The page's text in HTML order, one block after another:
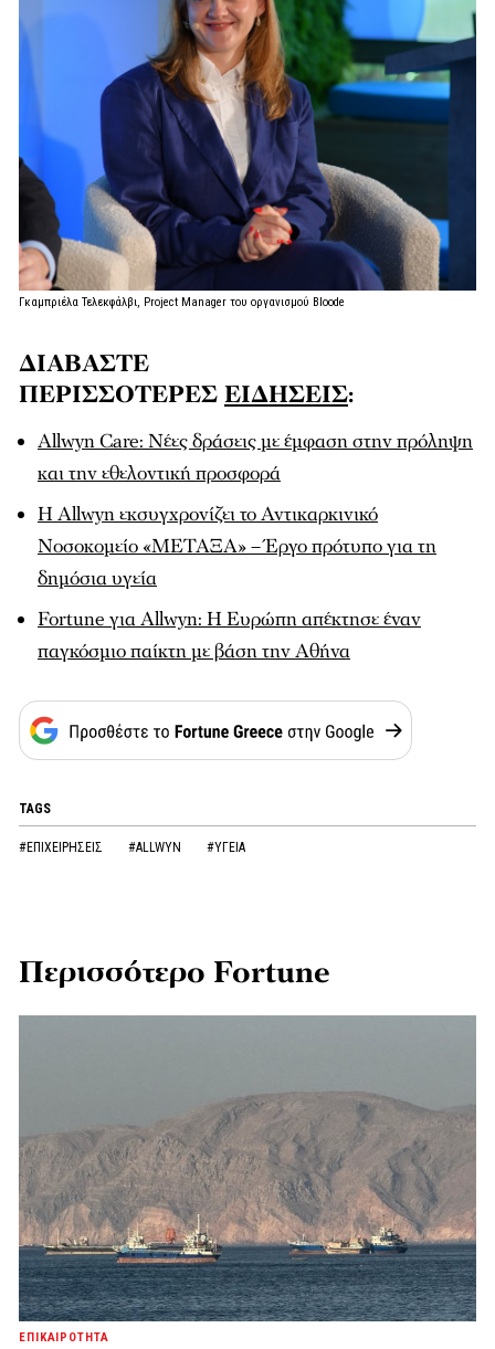
Γκαμπριέλα Τελεκφάλβι, Project Manager του οργανισμού Bloode
ΔΙΑΒΑΣΤΕ
ΠΕΡΙΣΣΟΤΕΡΕΣ ΕΙΔΗΣΕΙΣ:
Allwyn Care: Νέες δράσεις με έμφαση στην πρόληψη
και την εθελοντική προσφορά
Η Allwyn εκσυγχρονίζει το Αντικαρκινικό
Νοσοκομείο «ΜΕΤΑΞΑ» – Έργο πρότυπο για τη
δημόσια υγεία
Fortune για Allwyn: Η Ευρώπη απέκτησε έναν
παγκόσμιο παίκτη με βάση την Αθήνα
TAGS
#ΕΠΙΧΕΙΡΗΣΕΙΣ #ALLWYN #ΥΓΕΙΑ
Περισσότερο Fortune
ΕΠΙΚΑΙΡΟΤΗΤΑ